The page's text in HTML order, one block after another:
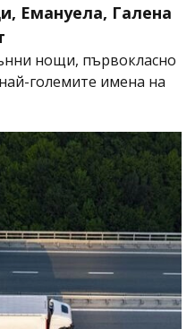
Емануела, Галена
нощи, първокласно
големите имена на